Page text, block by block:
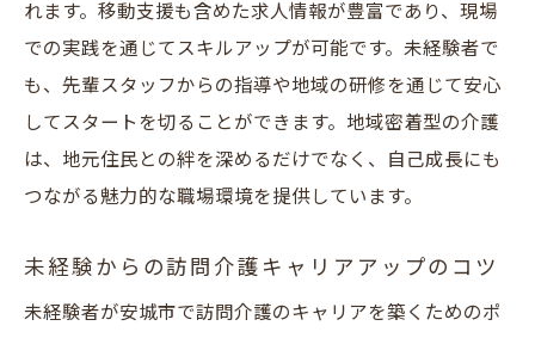
れます。移動支援も含めた求人情報が豊富であり、現場
での実践を通じてスキルアップが可能です。未経験者で
も、先輩スタッフからの指導や地域の研修を通じて安心
してスタートを切ることができます。地域密着型の介護
は、地元住民との絆を深めるだけでなく、自己成長にも
つながる魅力的な職場環境を提供しています。
未経験からの訪問介護キャリアアップのコツ
未経験者が安城市で訪問介護のキャリアを築くためのポ